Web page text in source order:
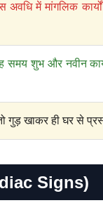
में मांगलिक कार्यों
शुभ और नवीन
गुड़ खाकर ही घर से
Signs)